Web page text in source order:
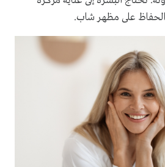
على مظهر شاب.